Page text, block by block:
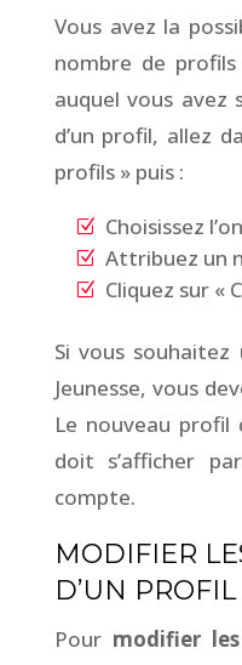
Vous avez la
nombre de
auquel vous avez
d’un profil, allez
profils » puis :
Choisissez
Attribuez un
Cliquez sur «
Si vous
Jeunesse, vous
Le nouveau profil
doit s’afficher
compte.
MODIFIER
D’UN PROFIL
Pour modifier